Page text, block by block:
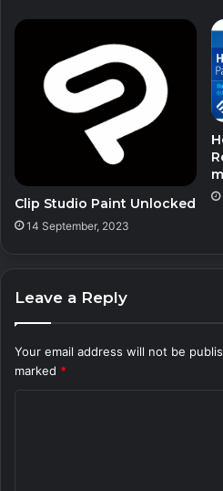
Unlocked) –
5 September,
Eltima USB
Phần mềm
qua Internet
23 August,
=> Mật khẩu giải nén: PITVN
Clip Studio Paint Unlocked
14 September, 2023
Leave a Reply
Your email address will not be
marked *